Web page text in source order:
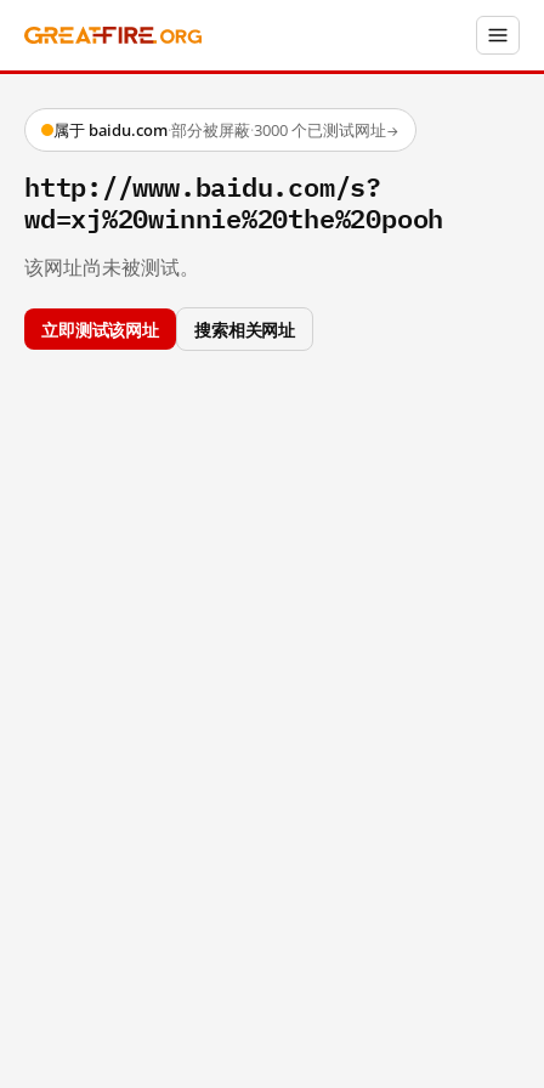
属于 baidu.com·部分被屏蔽·3000 个已测试网址→
http://www.baidu.com/s?
wd=xj%20winnie%20the%20pooh
该网址尚未被测试。
立即测试该网址 搜索相关网址